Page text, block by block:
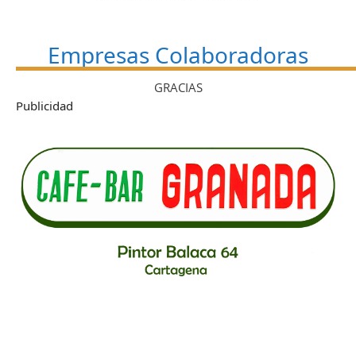
Empresas Colaboradoras
GRACIAS
Publicidad